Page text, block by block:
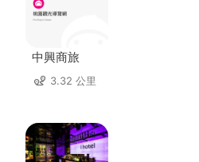
中興商旅
3.32 公里